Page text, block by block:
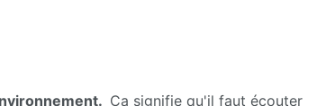
Ca signifie qu'il faut écouter